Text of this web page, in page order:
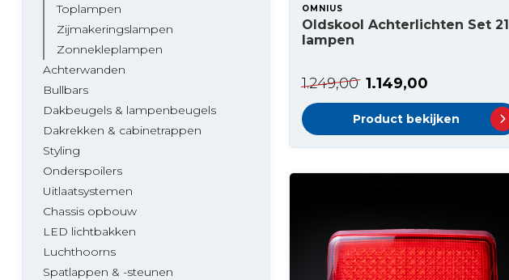
Toplampen
Zijmakeringslampen
Zonnekleplampen
Achterwanden
Bullbars
Dakbeugels & lampenbeugels
Dakrekken & cabinetrappen
Styling
Onderspoilers
Uitlaatsystemen
Chassis opbouw
LED lichtbakken
Luchthoorns
Spatlappen & -steunen
OMNIUS
Oldskool Achterlichten Set 21
lampen
1.249,00 1.149,00
Product bekijken